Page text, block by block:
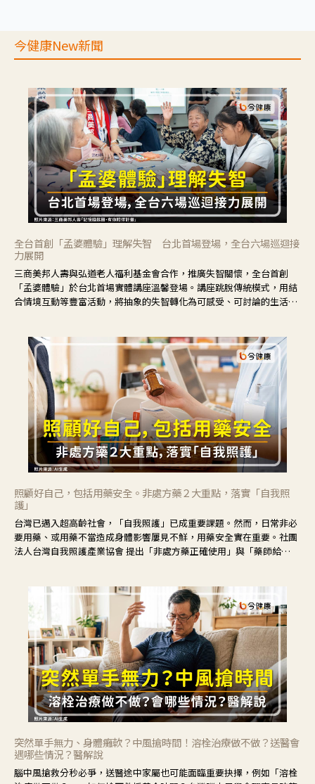
今健康New新聞
全台首創「孟婆體驗」理解失智 台北首場登場，全台六場巡迴接
力展開
三商美邦人壽與弘道老人福利基金會合作，推廣失智關懷，全台首創
「孟婆體驗」於台北首場實體講座溫馨登場。講座跳脫傳統模式，用結
合情境互動等豐富活動，將抽象的失智轉化為可感受、可討論的生活情
照顧好自己，包括用藥安全。非處方藥２大重點，落實「自我照
護」
台灣已邁入超高齡社會，「自我照護」已成重要課題。然而，日常非必
要用藥、或用藥不當造成身體影響屢見不鮮，用藥安全實在重要。社團
法人台灣自我照護產業協會 提出「非處方藥正確使用」與「藥師給
突然單手無力、身體癱軟？中風搶時間！溶栓治療做不做？送醫會
遇哪些情況？醫解說
腦中風搶救分秒必爭，送醫途中家屬也可能面臨重要抉擇，例如「溶栓